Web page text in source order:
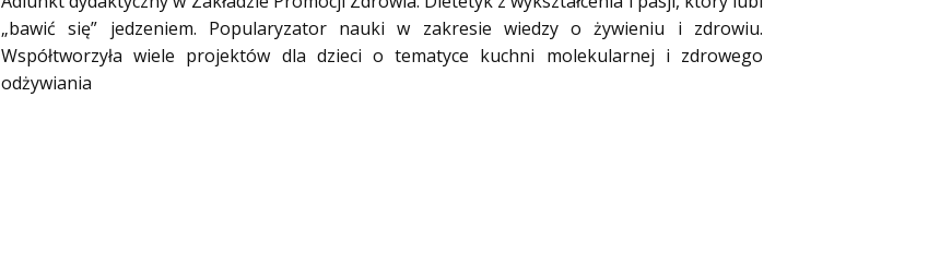
„bawić się” jedzeniem. Popularyzator nauki w zakresie wiedzy o żywieniu i zdrowiu.
Współtworzyła wiele projektów dla dzieci o tematyce kuchni molekularnej i zdrowego
odżywiania